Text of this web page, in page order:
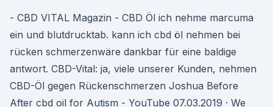
- CBD VITAL Magazin - CBD Öl ich nehme marcuma
ein und blutdrucktab. kann ich cbd öl nehmen bei
rücken schmerzenwäre dankbar für eine baldige
antwort. CBD-Vital: ja, viele unserer Kunden, nehmen
CBD-Öl gegen Rückenschmerzen Joshua Before
After cbd oil for Autism - YouTube 07.03.2019 · We